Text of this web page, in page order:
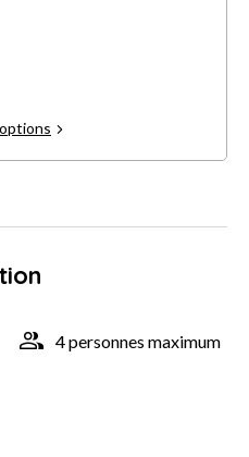
4 personnes maximum